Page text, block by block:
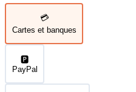
💳
Cartes et banques
🅿️
PayPal